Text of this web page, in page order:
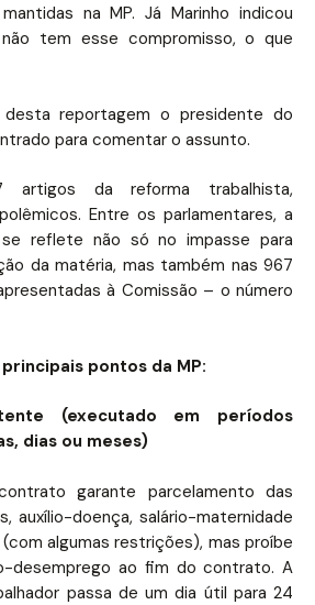
na MP. Já Marinho indicou
tem esse compromisso, o que
reportagem o presidente do
para comentar o assunto.
da reforma trabalhista,
Entre os parlamentares, a
reflete não só no impasse para
da matéria, mas também nas 967
à Comissão – o número
pontos da MP:
(executado em períodos
dias ou meses)
garante parcelamento das
auxílio-doença, salário-maternidade
algumas restrições), mas proíbe
desemprego ao fim do contrato. A
passa de um dia útil para 24